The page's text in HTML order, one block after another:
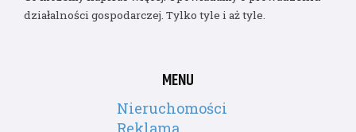
działalności gospodarczej. Tylko tyle i aż tyle.
MENU
Nieruchomości
Reklama